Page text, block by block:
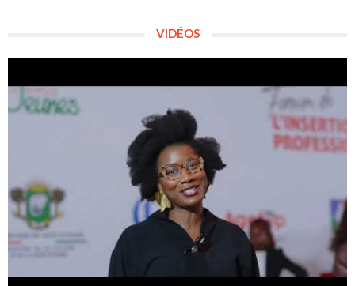
VIDÉOS